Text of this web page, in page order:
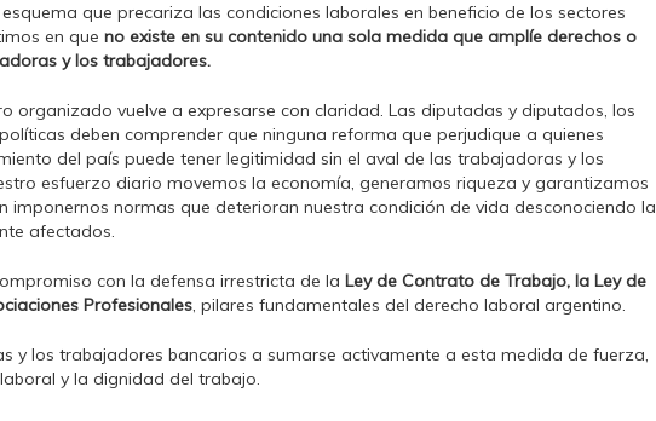
que precariza las condiciones laborales en beneficio de los sectores
en que no existe en su contenido una sola medida que amplíe derechos o
y los trabajadores.
organizado vuelve a expresarse con claridad. Las diputadas y diputados, los
deben comprender que ninguna reforma que perjudique a quienes
del país puede tener legitimidad sin el aval de las trabajadoras y los
esfuerzo diario movemos la economía, generamos riqueza y garantizamos
imponernos normas que deterioran nuestra condición de vida desconociendo la
afectados.
con la defensa irrestricta de la Ley de Contrato de Trabajo, la Ley de
Profesionales, pilares fundamentales del derecho laboral argentino.
y los trabajadores bancarios a sumarse activamente a esta medida de fuerza,
y la dignidad del trabajo.